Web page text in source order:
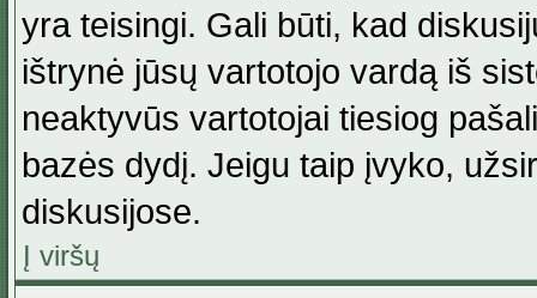
yra teisingi. Gali būti, kad
ištrynė jūsų vartotojo vardą iš
neaktyvūs vartotojai tiesiog
bazės dydį. Jeigu taip įvyko,
diskusijose.
Į viršų